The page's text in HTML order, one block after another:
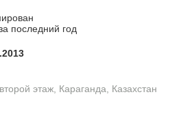
последний год
этаж, Караганда, Казахстан